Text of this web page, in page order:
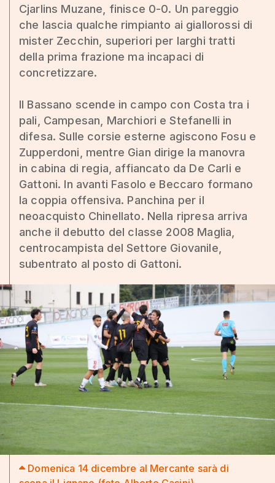
Cjarlins Muzane, finisce 0-0. Un pareggio
che lascia qualche rimpianto ai giallorossi di
mister Zecchin, superiori per larghi tratti
della prima frazione ma incapaci di
concretizzare.
Il Bassano scende in campo con Costa tra i
pali, Campesan, Marchiori e Stefanelli in
difesa. Sulle corsie esterne agiscono Fosu e
Zupperdoni, mentre Gian dirige la manovra
in cabina di regia, affiancato da De Carli e
Gattoni. In avanti Fasolo e Beccaro formano
la coppia offensiva. Panchina per il
neoacquisto Chinellato. Nella ripresa arriva
anche il debutto del classe 2008 Maglia,
centrocampista del Settore Giovanile,
subentrato al posto di Gattoni.
Domenica 14 dicembre al Mercante sarà di